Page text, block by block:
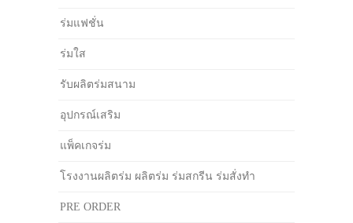
ร่มแฟชั่น
ร่มใส
รับผลิตร่มสนาม
อุปกรณ์เสริม
แพ็คเกจร่ม
โรงงานผลิตร่ม ผลิตร่ม ร่มสกรีน ร่มสั่งทำ
PRE ORDER